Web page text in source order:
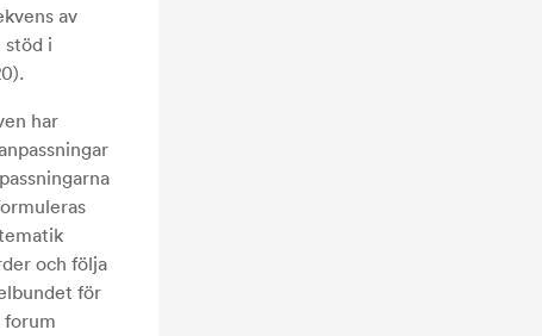
av
stöd i
har
och följa
för
forum